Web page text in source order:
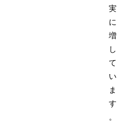
実
に
増
し
て
い
ま
す
。